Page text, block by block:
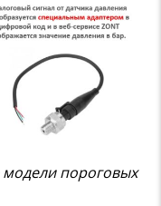
пороговых